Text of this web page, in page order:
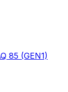
85 (GEN1)